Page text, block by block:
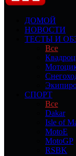
ДОМОЙ
НОВОСТИ
ТЕСТЫ И
Все
СПОРТ
Все
Dakar
Isle of
MotoE
MotoGP
RSBK